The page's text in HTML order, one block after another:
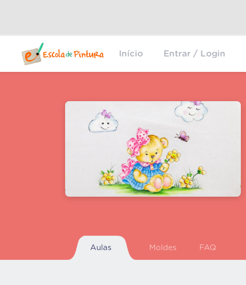
Início Entrar / Login
Aulas Moldes FAQ